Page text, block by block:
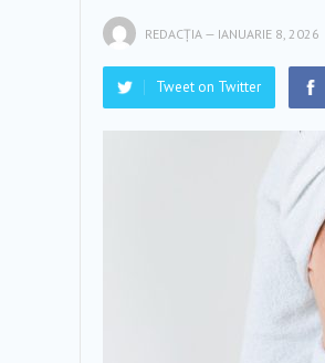
REDACȚIA — IANUARIE 8, 2026
Tweet on Twitter